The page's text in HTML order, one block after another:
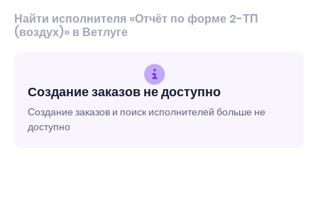
Найти исполнителя «Отчёт по форме 2-ТП
(воздух)» в Ветлуге
Создание заказов не доступно
Создание заказов и поиск исполнителей больше не
доступно